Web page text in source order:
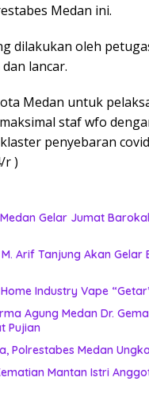
Medan ini.
dilakukan oleh
lancar.
Medan untuk
staf wfo
penyebaran
r )
Gelar Jumat
M. Arif Tanjung Akan
Industry Vape
Agung Medan Dr.
Pujian
Polrestabes Medan
Mantan Istri